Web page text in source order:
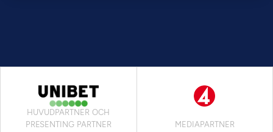
HUVUDPARTNER OCH
PRESENTING PARTNER
MEDIAPARTNER